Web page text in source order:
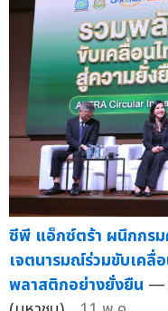
ซีพี แอ็กซ์ตร้า ผนึกกร
เจตนารมณ์ร่วมขับเค
พลาสติกอย่างยั่งยืน —